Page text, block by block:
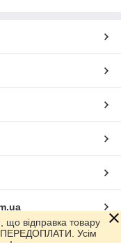
що відправка товару
Усім